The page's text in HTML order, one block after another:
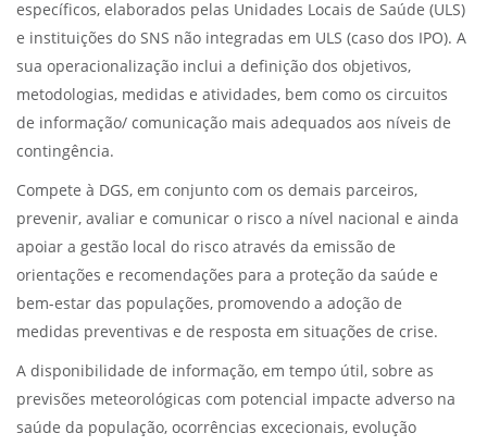
específicos, elaborados pelas Unidades Locais de Saúde (ULS)
e instituições do SNS não integradas em ULS (caso dos IPO). A
sua operacionalização inclui a definição dos objetivos,
metodologias, medidas e atividades, bem como os circuitos
de informação/ comunicação mais adequados aos níveis de
contingência.
Compete à DGS, em conjunto com os demais parceiros,
prevenir, avaliar e comunicar o risco a nível nacional e ainda
apoiar a gestão local do risco através da emissão de
orientações e recomendações para a proteção da saúde e
bem-estar das populações, promovendo a adoção de
medidas preventivas e de resposta em situações de crise.
A disponibilidade de informação, em tempo útil, sobre as
previsões meteorológicas com potencial impacte adverso na
saúde da população, ocorrências excecionais, evolução